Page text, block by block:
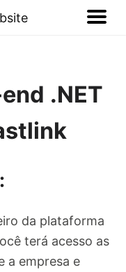
.NET
da plataforma
terá acesso as
a empresa e